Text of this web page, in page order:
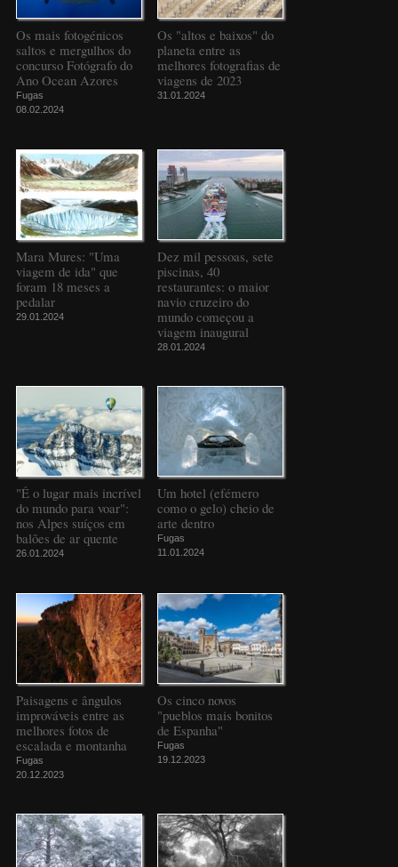
Os mais fotogénicos
saltos e mergulhos do
concurso Fotógrafo do
Ano Ocean Azores
Fugas
08.02.2024
Os "altos e baixos" do
planeta entre as
melhores fotografias de
viagens de 2023
31.01.2024
Mara Mures: "Uma
viagem de ida" que
foram 18 meses a
pedalar
29.01.2024
Dez mil pessoas, sete
piscinas, 40
restaurantes: o maior
navio cruzeiro do
mundo começou a
viagem inaugural
28.01.2024
"É o lugar mais incrível
do mundo para voar":
nos Alpes suíços em
balões de ar quente
26.01.2024
Um hotel (efémero
como o gelo) cheio de
arte dentro
Fugas
11.01.2024
Paisagens e ângulos
improváveis entre as
melhores fotos de
escalada e montanha
Fugas
20.12.2023
Os cinco novos
"pueblos mais bonitos
de Espanha"
Fugas
19.12.2023